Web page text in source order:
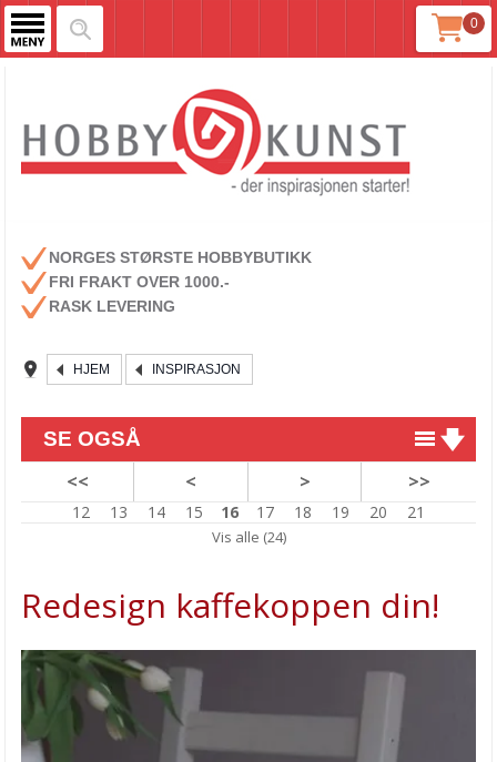
0
NORGES STØRSTE HOBBYBUTIKK
FRI FRAKT OVER 1000.-
RASK LEVERING
HJEM INSPIRASJON
SE OGSÅ
Luminance erstatter Prismacolor
Hva skjer når du utfordrer...
Inspirasjon SMYKKEBETONG
Ny stempelkolleksjon!
Trenger du inspirasjon?
Lag slim med lukt og farge!
<< < > >>
12 13 14 15 16 17 18 19 20 21
Vis alle (24)
Redesign kaffekoppen din!